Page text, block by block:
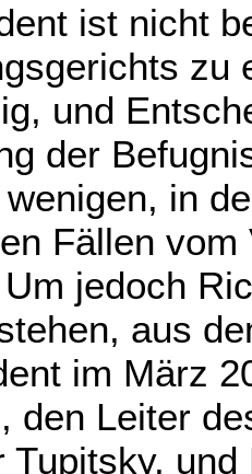
ist nicht
zu
und
der
in
Fällen
jedoch
aus
im März
den Leiter
Tupitsky,